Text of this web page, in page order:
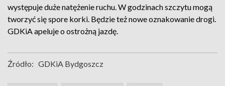
występuje duże natężenie ruchu. W godzinach szczytu mogą
tworzyć się spore korki. Będzie też nowe oznakowanie drogi.
GDKiA apeluje o ostrożną jazdę.
Źródło: GDKiA Bydgoszcz